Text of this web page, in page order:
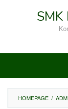
HOMEPAGE /